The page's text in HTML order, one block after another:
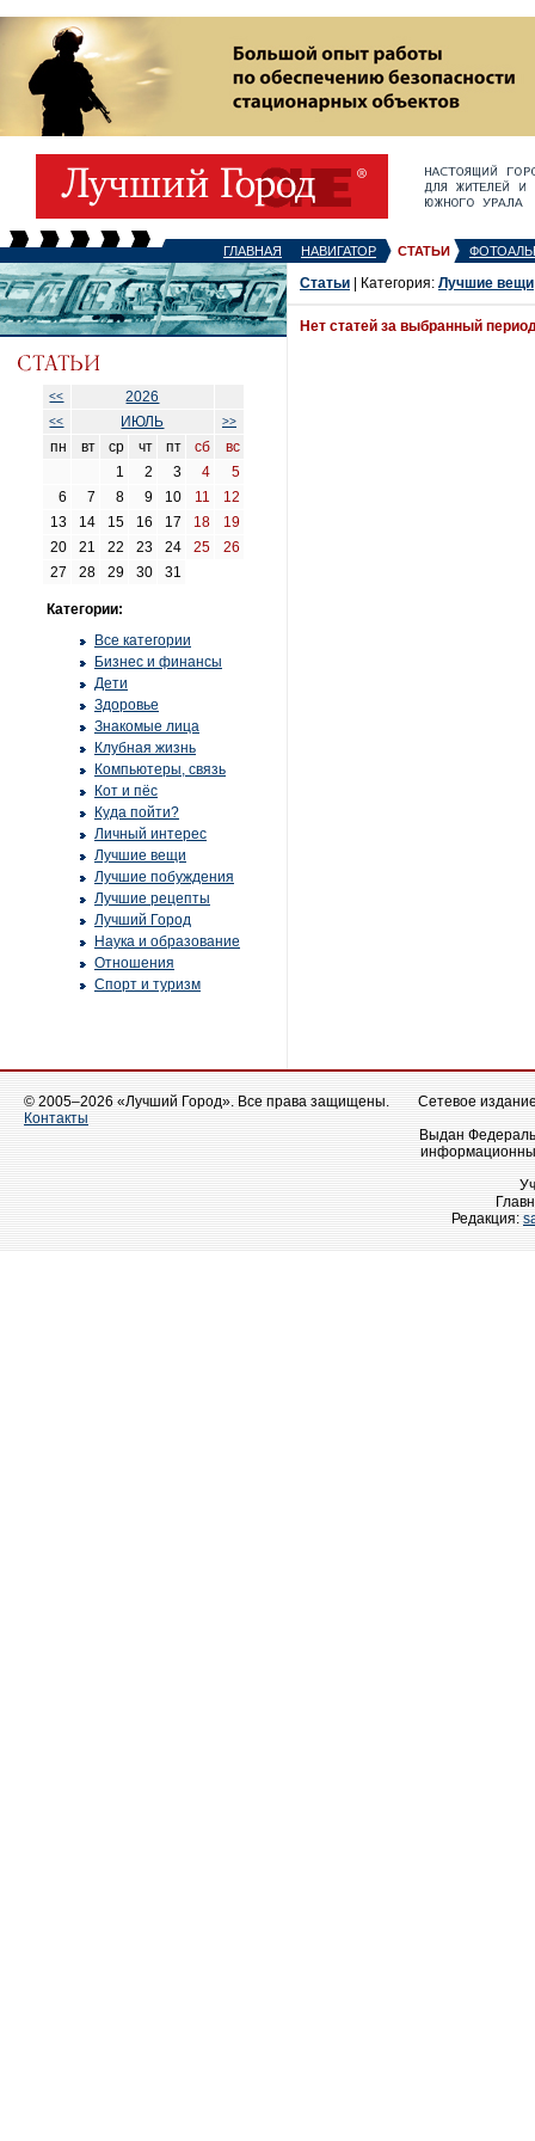
ГЛАВНАЯ НАВИГАТОР СТАТЬИ
<< 2026
<< ИЮЛЬ >>
пн вт ср чт пт сб
вс
1
2 3 4
5
6
7 8 9 10 11
12
13
14 15 16 17 18
19
20
21 22 23 24 25
26
27
28 29 30 31
Категории:
Все категории
Бизнес и финансы
Дети
Здоровье
Знакомые лица
Клубная жизнь
Компьютеры, связь
Кот и пёс
Куда пойти?
Личный интерес
Лучшие вещи
Лучшие побуждения
Лучшие рецепты
Лучший Город
Наука и образование
Отношения
Спорт и туризм
Статьи | Категория: Лучшие вещи
Нет статей за выбранный
© 2005–2026 «Лучший Город». Все права защищены.
Контакты
Сетевое
Выдан
Редакция: